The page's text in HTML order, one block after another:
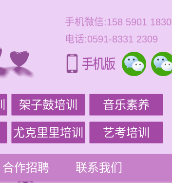
手机微信:158 5901 1830
电话:0591-8331 2309
架子鼓培训 音乐素养
尤克里里培训 艺考培训
合作招聘 联系我们